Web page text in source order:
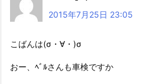
2015年7月25日 23:05
こばんは(σ・∀・)σ
おー、ﾍﾞﾙさんも車検ですか